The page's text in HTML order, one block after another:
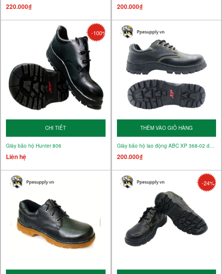
220.000₫ 200.000₫
-100%
CHI TIẾT
Giày bảo hộ Hunter 806
Liên hệ
THÊM VÀO GIỎ HÀNG
Giày bảo hộ lao động ABC XP 368-02 da thường
200.000₫
-24%